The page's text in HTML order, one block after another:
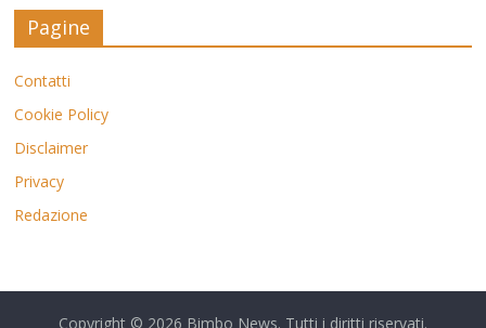
Pagine
Contatti
Cookie Policy
Disclaimer
Privacy
Redazione
Copyright © 2026 Bimbo News. Tutti i diritti riservati.